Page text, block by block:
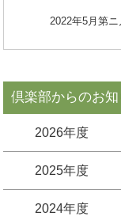
2022年5月第
倶楽部からのお知
2026年度
2025年度
2024年度